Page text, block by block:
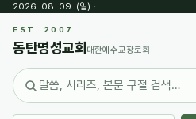
2026. 08. 09. (일) ·
EST. 2007
동탄명성교회 대한예수교장로회